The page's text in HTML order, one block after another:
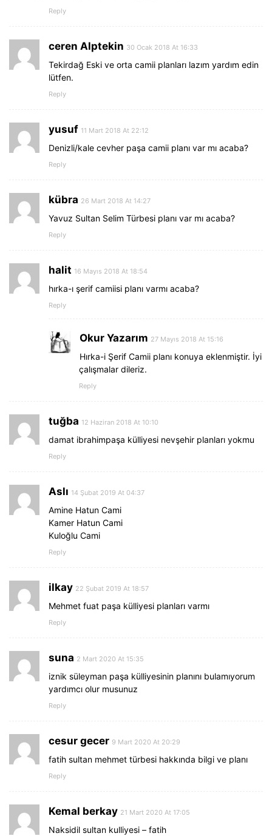
Reply
ceren Alptekin 30 Ocak 2018 At 16:33
Tekirdağ Eski ve orta camii planları lazım yardım edin
lütfen.
Reply
yusuf 11 Mart 2018 At 22:12
Denizli/kale cevher paşa camii planı var mı acaba?
Reply
kübra 26 Mart 2018 At 14:27
Yavuz Sultan Selim Türbesi planı var mı acaba?
Reply
halit 16 Mayıs 2018 At 18:54
hırka-ı şerif camiisi planı varmı acaba?
Reply
Okur Yazarım 27 Mayıs 2018 At 15:16
Hırka-i Şerif Camii planı konuya eklenmiştir. İyi
çalışmalar dileriz.
Reply
tuğba 12 Haziran 2018 At 10:10
damat ibrahimpaşa külliyesi nevşehir planları yokmu
Reply
Aslı 14 Şubat 2019 At 04:37
Amine Hatun Cami
Kamer Hatun Cami
Kuloğlu Cami
Reply
ilkay 22 Şubat 2019 At 18:57
Mehmet fuat paşa külliyesi planları varmı
Reply
suna 2 Mart 2020 At 15:35
iznik süleyman paşa külliyesinin planını bulamıyorum
yardımcı olur musunuz
Reply
cesur gecer 9 Mart 2020 At 20:29
fatih sultan mehmet türbesi hakkında bilgi ve planı
Reply
Kemal berkay 21 Mart 2020 At 17:05
Naksidil sultan kulliyesi – fatih